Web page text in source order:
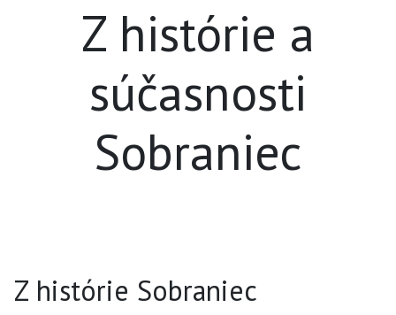
Z histórie a
súčasnosti
Sobraniec
Z histórie Sobraniec